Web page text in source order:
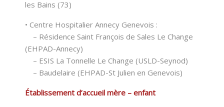
les Bains (73)
• Centre Hospitalier Annecy Genevois :
– Résidence Saint François de Sales Le Change
(EHPAD-Annecy)
– ESIS La Tonnelle Le Change (USLD-Seynod)
– Baudelaire (EHPAD-St Julien en Genevois)
Établissement d’accueil mère – enfant